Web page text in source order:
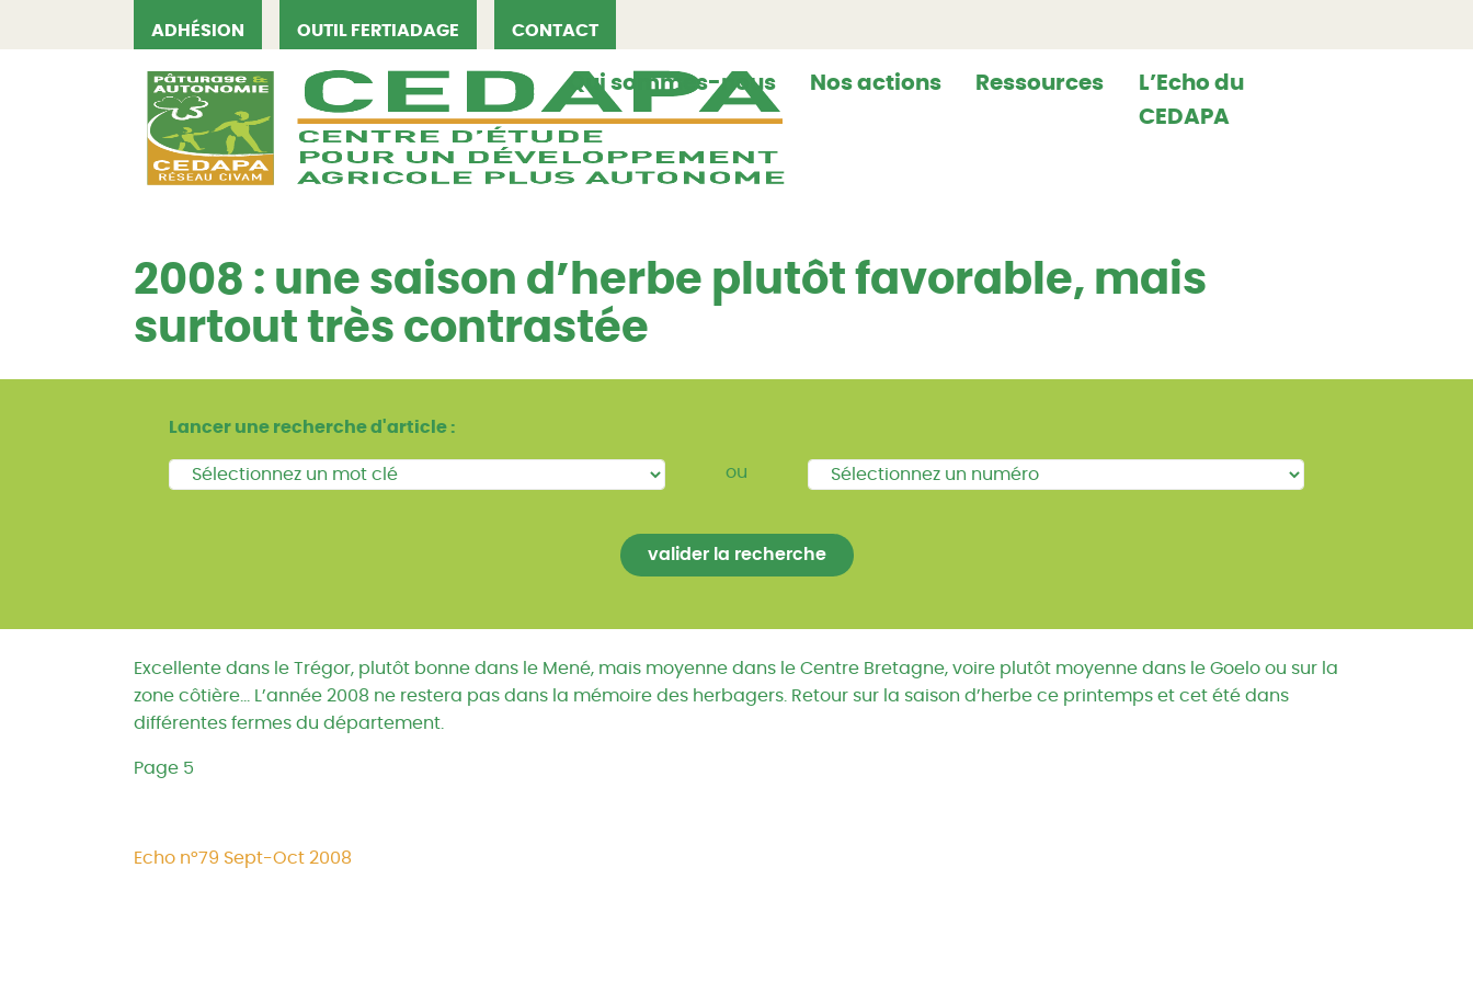
ADHÉSION OUTIL FERTIADAGE CONTACT
CEDAPA Qui sommes-nous Nos actions Ressources
L’Echo du
CEDAPA
2008 : une saison d’herbe plutôt favorable, mais
surtout très contrastée
Lancer une recherche d'article :
ou
Excellente dans le Trégor, plutôt bonne dans le Mené, mais moyenne dans le Centre Bretagne, voire plutôt moyenne dans le Goelo ou sur la
zone côtière… L’année 2008 ne restera pas dans la mémoire des herbagers. Retour sur la saison d’herbe ce printemps et cet été dans
différentes fermes du département.
Page 5
Echo n°79 Sept-Oct 2008